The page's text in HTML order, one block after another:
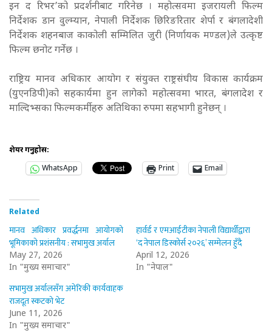
इन द रिभर’को प्रदर्शनीबाट गरिनेछ । महोत्सवमा इजरायली फिल्म
निर्देशक डान वुल्म्यान, नेपाली निर्देशक छिरिङरितार शेर्पा र बंगलादेशी
निर्देशक शहनबाज काकोली सम्मिलित जुरी (निर्णायक मण्डल)ले उत्कृष्ट
फिल्म छनोट गर्नेछ ।
राष्ट्रिय मानव अधिकार आयोग र संयुक्त राष्ट्रसंघीय विकास कार्यक्रम
(युएनडिपी)को सहकार्यमा हुन लागेको महोत्सवमा भारत, बंगलादेश र
माल्दिभ्सका फिल्मकर्मीहरु अतिथिका रुपमा सहभागी हुनेछन् ।
शेयर गर्नुहोस:
WhatsApp
Print Email
Related
मानव अधिकार प्रवर्द्धनमा आयोगको
भूमिकाको प्रशंसनीय : सभामुख अर्याल
May 27, 2026
In "मुख्य समाचार"
हार्वर्ड र एमआईटीका नेपाली विद्यार्थीद्वारा
‘द नेपाल डिस्कोर्स २०२६’ सम्मेलन हुँदै
April 12, 2026
In "नेपाल"
सभामुख अर्यालसँग अमेरिकी कार्यवाहक
राजदूत स्कटको भेट
June 11, 2026
In "मुख्य समाचार"